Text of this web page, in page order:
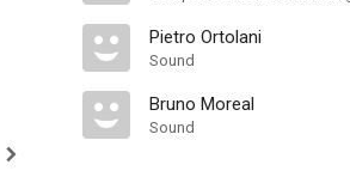
Pietro Ortolani
Sound
Bruno Moreal
Sound